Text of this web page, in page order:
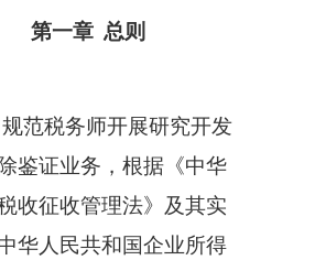
第一章 总则
范税务师开展研究开发
鉴证业务 ，根据《中华
收征收管理法》及其实
华人民共和国企业所得